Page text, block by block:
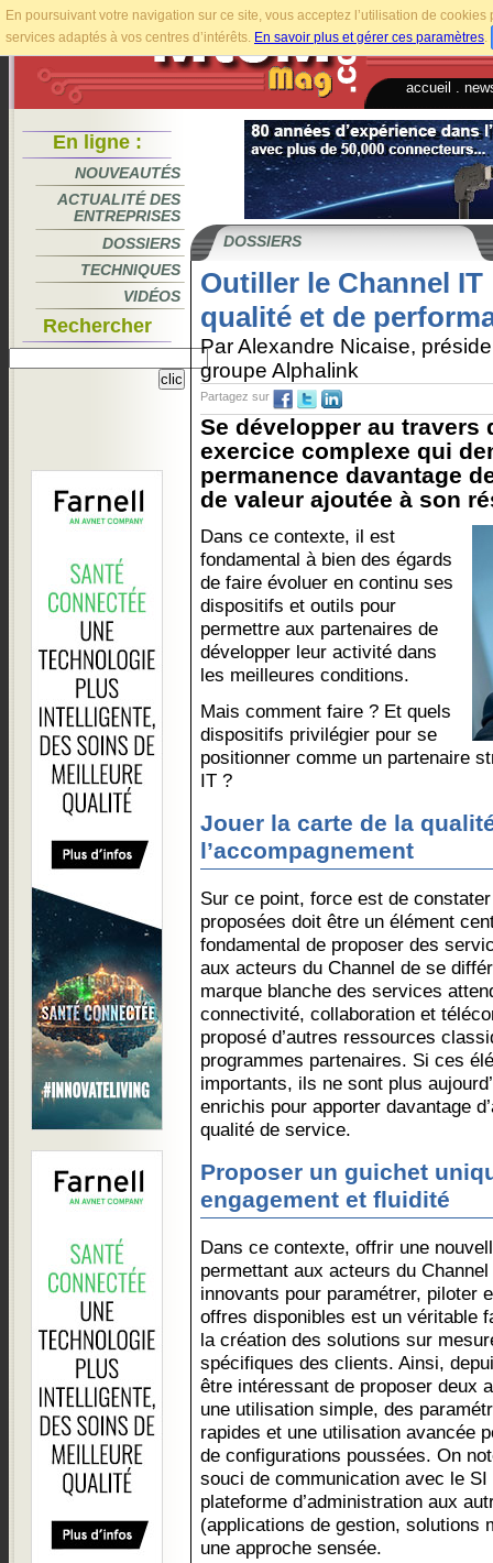
En poursuivant votre navigation sur ce site, vous acceptez l’utilisation de
services adaptés à vos centres d’intérêts. En savoir plus et gérer ces paramètres.
accueil
En ligne :
NOUVEAUTÉS
ACTUALITÉ DES
ENTREPRISES
DOSSIERS
TECHNIQUES
VIDÉOS
Rechercher
DOSSIERS
Outiller le Channel IT
qualité et de
Par Alexandre Nicaise,
groupe Alphalink
Partagez sur
Se développer au travers
exercice complexe qui
permanence davantage
de valeur ajoutée à son
Dans ce contexte, il est
fondamental à bien des égards
de faire évoluer en continu ses
dispositifs et outils pour
permettre aux partenaires de
développer leur activité dans
les meilleures conditions.
Mais comment faire ? Et quels
dispositifs privilégier pour se
positionner comme un partenaire
IT ?
Jouer la carte de la
l’accompagnement
Sur ce point, force est de
proposées doit être un élément
fondamental de proposer des
aux acteurs du Channel de se
marque blanche des services
connectivité, collaboration et
proposé d’autres ressources
programmes partenaires. Si ces
importants, ils ne sont plus
enrichis pour apporter davantage
qualité de service.
Proposer un guichet
engagement et fluidité
Dans ce contexte, offrir une
permettant aux acteurs du
innovants pour paramétrer, piloter
offres disponibles est un véritable
la création des solutions sur
spécifiques des clients. Ainsi,
être intéressant de proposer deux
une utilisation simple, des
rapides et une utilisation avancée
de configurations poussées. On
souci de communication avec le
plateforme d’administration aux
(applications de gestion, solutions
une approche sensée.